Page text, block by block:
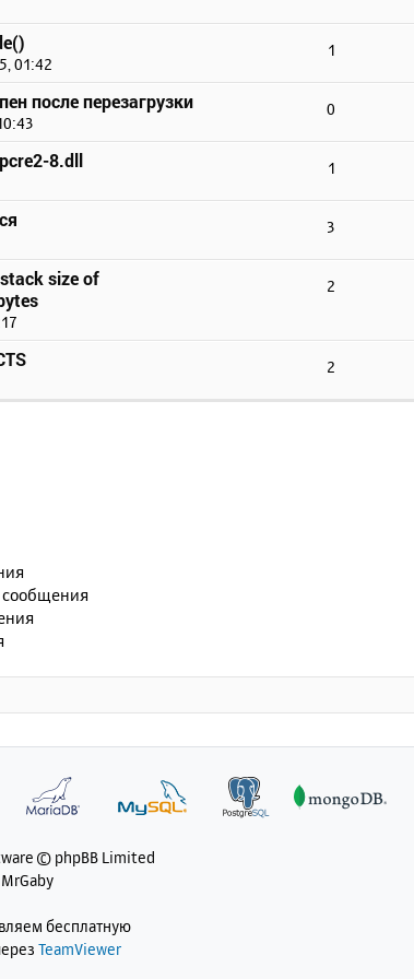
01:42
1
после перезагрузки 0
8.dll 1
3
size of
2
2
сообщения
© phpBB Limited
бесплатную
TeamViewer